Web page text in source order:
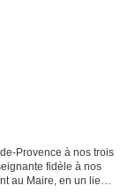
Provence à nos trois
fidèle à nos
au Maire, en un lieu